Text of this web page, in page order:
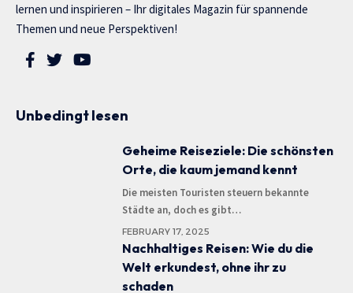
lernen und inspirieren – Ihr digitales Magazin für spannende
Themen und neue Perspektiven!
Unbedingt lesen
Geheime Reiseziele: Die schönsten
Orte, die kaum jemand kennt
Die meisten Touristen steuern bekannte
Städte an, doch es gibt…
FEBRUARY 17, 2025
Nachhaltiges Reisen: Wie du die
Welt erkundest, ohne ihr zu
schaden